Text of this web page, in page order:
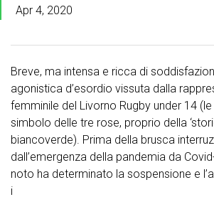
Apr 4, 2020
Breve, ma intensa e ricca di
agonistica d’esordio vissuta dalla
femminile del Livorno Rugby under 14 (le
simbolo delle tre rose, proprio della
biancoverde). Prima della brusca
dall’emergenza della pandemia da
noto ha determinato la sospensione e
i